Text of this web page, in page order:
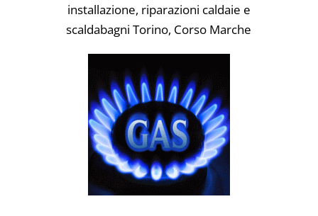
installazione, riparazioni caldaie e
scaldabagni Torino, Corso Marche